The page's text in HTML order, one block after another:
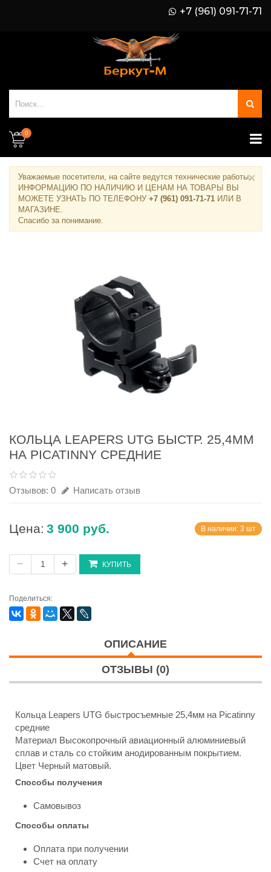
+7 (961) 091-71-71
0
Уважаемые посетители, на сайте ведутся технические работы.
ИНФОРМАЦИЮ ПО НАЛИЧИЮ И ЦЕНАМ НА ТОВАРЫ ВЫ
МОЖЕТЕ УЗНАТЬ ПО ТЕЛЕФОНУ +7 (961) 091-71-71 ИЛИ В
МАГАЗИНЕ.
Спасибо за понимание.
×
КОЛЬЦА LEAPERS UTG БЫСТР. 25,4ММ
НА PICATINNY СРЕДНИЕ
Отзывов: 0 Написать отзыв
Цена: 3 900 руб. В наличии: 3 шт
− + КУПИТЬ
Поделиться:
ОПИСАНИЕ
ОТЗЫВЫ (0)
Кольца Leapers UTG быстросъемные 25,4мм на Picatinny
средние
Материал Высокопрочный авиационный алюминиевый
сплав и сталь со стойким анодированным покрытием.
Цвет Черный матовый.
Способы получения
Самовывоз
Способы оплаты
Оплата при получении
Счет на оплату